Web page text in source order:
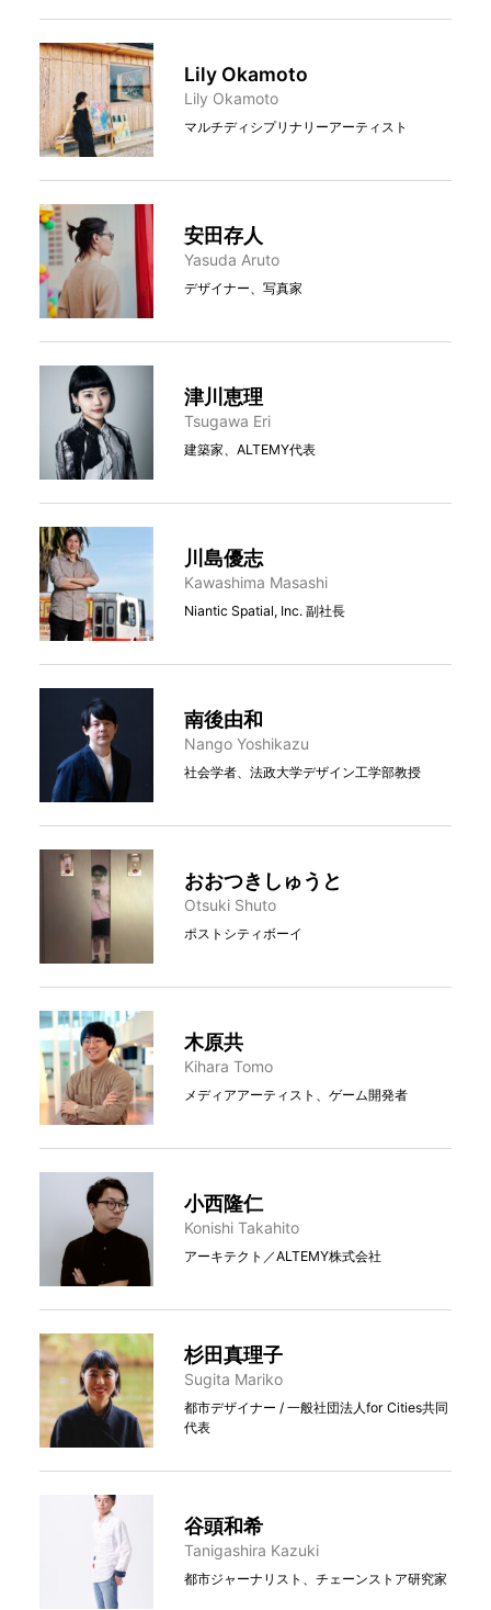
Lily Okamoto
Lily Okamoto
マルチディシプリナリーアーティスト
安田存人
Yasuda Aruto
デザイナー、写真家
津川恵理
Tsugawa Eri
建築家、ALTEMY代表
川島優志
Kawashima Masashi
Niantic Spatial, Inc. 副社長
南後由和
Nango Yoshikazu
社会学者、法政大学デザイン工学部教授
おおつきしゅうと
Otsuki Shuto
ポストシティボーイ
木原共
Kihara Tomo
メディアアーティスト、ゲーム開発者
小西隆仁
Konishi Takahito
アーキテクト／ALTEMY株式会社
杉田真理子
Sugita Mariko
都市デザイナー / 一般社団法人for Cities共同
代表
谷頭和希
Tanigashira Kazuki
都市ジャーナリスト、チェーンストア研究家